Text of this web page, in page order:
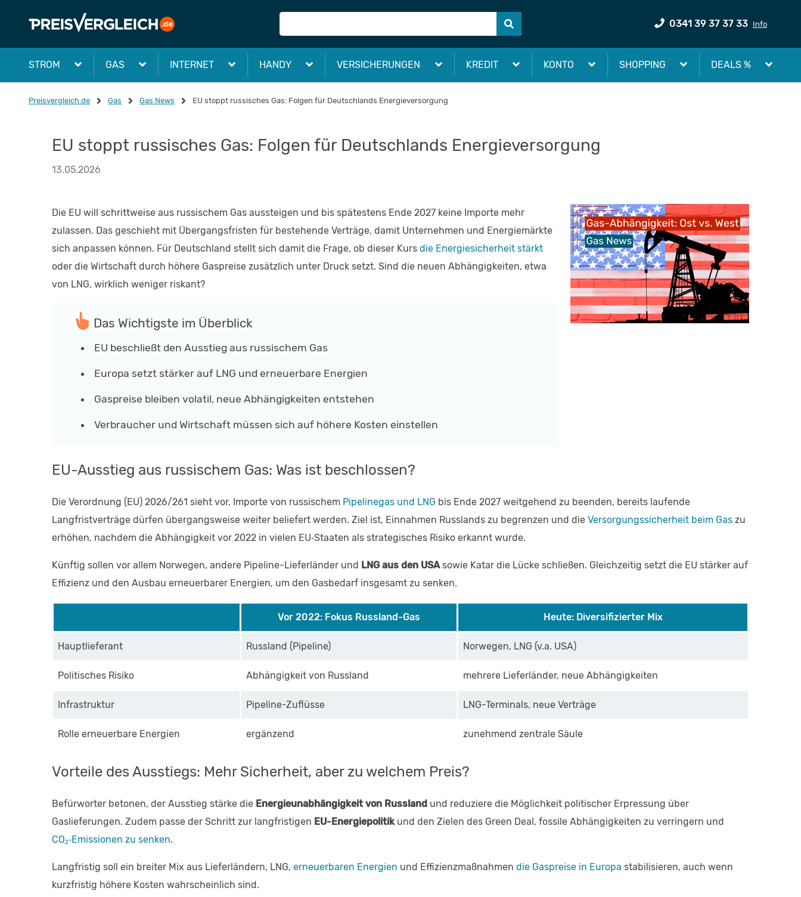
0341 39 37 37 33 Info
STROM GAS INTERNET HANDY VERSICHERUNGEN KREDIT KONTO SHOPPING DEALS %
Preisvergleich.de Gas Gas News EU stoppt russisches Gas: Folgen für Deutschlands Energieversorgung
EU stoppt russisches Gas: Folgen für Deutschlands Energieversorgung
13.05.2026
Die EU will schrittweise aus russischem Gas aussteigen und bis spätestens Ende 2027 keine Importe mehr
zulassen. Das geschieht mit Übergangsfristen für bestehende Verträge, damit Unternehmen und Energiemärkte
sich anpassen können. Für Deutschland stellt sich damit die Frage, ob dieser Kurs die Energiesicherheit stärkt
oder die Wirtschaft durch höhere Gaspreise zusätzlich unter Druck setzt. Sind die neuen Abhängigkeiten, etwa
von LNG, wirklich weniger riskant?
Das Wichtigste im Überblick
EU beschließt den Ausstieg aus russischem Gas
Europa setzt stärker auf LNG und erneuerbare Energien
Gaspreise bleiben volatil, neue Abhängigkeiten entstehen
Verbraucher und Wirtschaft müssen sich auf höhere Kosten einstellen
EU-Ausstieg aus russischem Gas: Was ist beschlossen?
Die Verordnung (EU) 2026/261 sieht vor, Importe von russischem Pipelinegas und LNG bis Ende 2027 weitgehend zu beenden, bereits laufende
Langfristverträge dürfen übergangsweise weiter beliefert werden. Ziel ist, Einnahmen Russlands zu begrenzen und die Versorgungssicherheit beim Gas zu
erhöhen, nachdem die Abhängigkeit vor 2022 in vielen EU‑Staaten als strategisches Risiko erkannt wurde.
Künftig sollen vor allem Norwegen, andere Pipeline-Lieferländer und LNG aus den USAsowie Katar die Lücke schließen. Gleichzeitig setzt die EU stärker auf
Effizienz und den Ausbau erneuerbarer Energien, um den Gasbedarf insgesamt zu senken.
Vor 2022: Fokus Russland-Gas Heute: Diversifizierter Mix
Hauptlieferant Russland (Pipeline) Norwegen, LNG (v.a. USA)
Politisches Risiko Abhängigkeit von Russland mehrere Lieferländer, neue Abhängigkeiten
Infrastruktur Pipeline-Zuflüsse LNG-Terminals, neue Verträge
Rolle erneuerbare Energien ergänzend zunehmend zentrale Säule
Vorteile des Ausstiegs: Mehr Sicherheit, aber zu welchem Preis?
Befürworter betonen, der Ausstieg stärke die Energieunabhängigkeit von Russland und reduziere die Möglichkeit politischer Erpressung über
Gaslieferungen. Zudem passe der Schritt zur langfristigen EU-Energiepolitik und den Zielen des Green Deal, fossile Abhängigkeiten zu verringern und
CO₂‑Emissionen zu senken.
Langfristig soll ein breiter Mix aus Lieferländern, LNG, erneuerbaren Energien und Effizienzmaßnahmen die Gaspreise in Europa stabilisieren, auch wenn
kurzfristig höhere Kosten wahrscheinlich sind.